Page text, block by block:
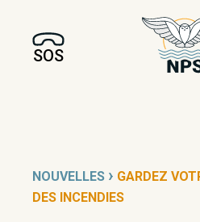
SOS
NOUVELLES › GARDEZ
DES INCENDIES